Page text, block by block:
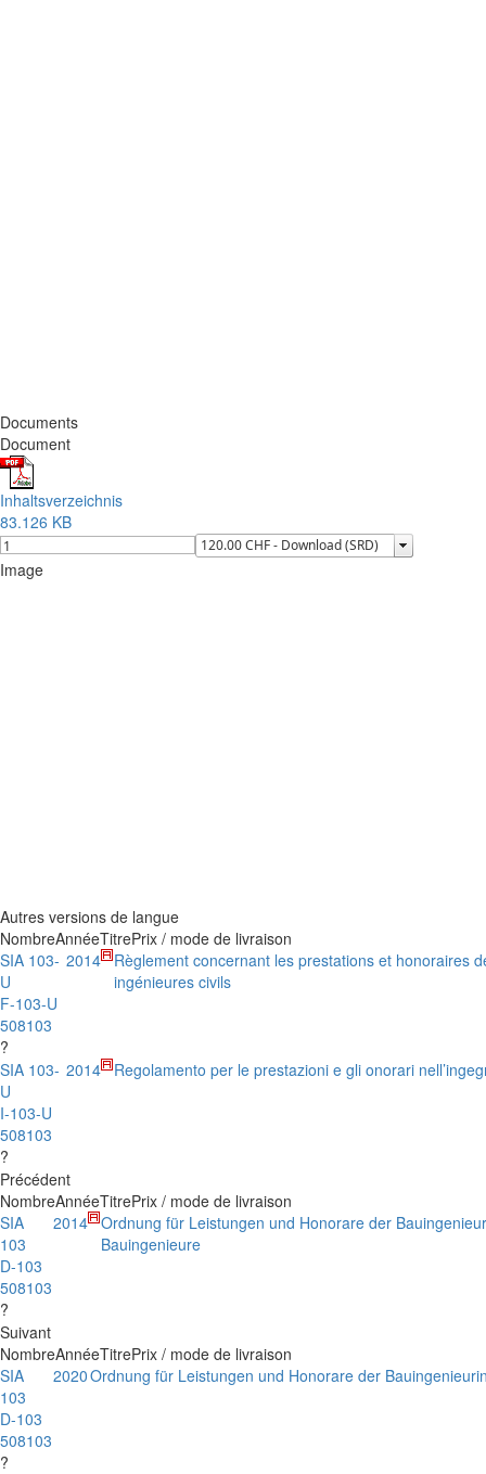
Documents
Document
Inhaltsverzeichnis
83.126 KB
Image
Autres versions de langue
NombreAnnéeTitrePrix / mode de livraison
SIA 103-
U
F-103-U
508103
?
2014
Règlement concernant les prestations et honoraires
ingénieures civils
SIA 103-
U
I-103-U
508103
?
2014 Regolamento per le prestazioni e gli onorari
Précédent
NombreAnnéeTitrePrix / mode de livraison
SIA
103
D-103
508103
?
2014 Ordnung für Leistungen und Honorare der
Bauingenieure
Suivant
NombreAnnéeTitrePrix / mode de livraison
SIA
103
D-103
508103
?
2020Ordnung für Leistungen und Honorare der